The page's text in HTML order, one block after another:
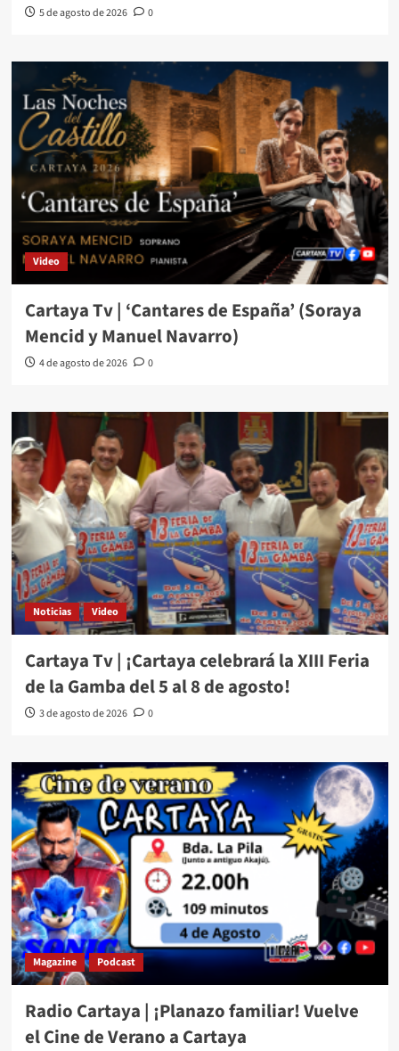
5 de agosto de 2026 0
Video
Cartaya Tv | ‘Cantares de España’ (Soraya
Mencid y Manuel Navarro)
4 de agosto de 2026 0
Noticias Video
Cartaya Tv | ¡Cartaya celebrará la XIII Feria
de la Gamba del 5 al 8 de agosto!
3 de agosto de 2026 0
Magazine Podcast
Radio Cartaya | ¡Planazo familiar! Vuelve
el Cine de Verano a Cartaya